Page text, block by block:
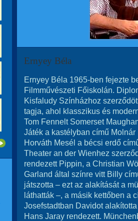
Ernyey Béla
Ernyey Béla 1965-ben fejezte
Filmművészeti Főiskolán.
Kisfaludy Színházhoz
tagja, ahol klasszikus és
Tom Fennelt Somerset
Játék a kastélyban című
Horváth Mesél a bécsi erdő
Theater an der Wienhez
rendezett Pippin, a Christian
Garland által színre vitt Billy
játszotta – ezt az alakítását a
láthatták –, a másik kettőben a
Josefstadtban Davidot
Hans Jaray rendezett.